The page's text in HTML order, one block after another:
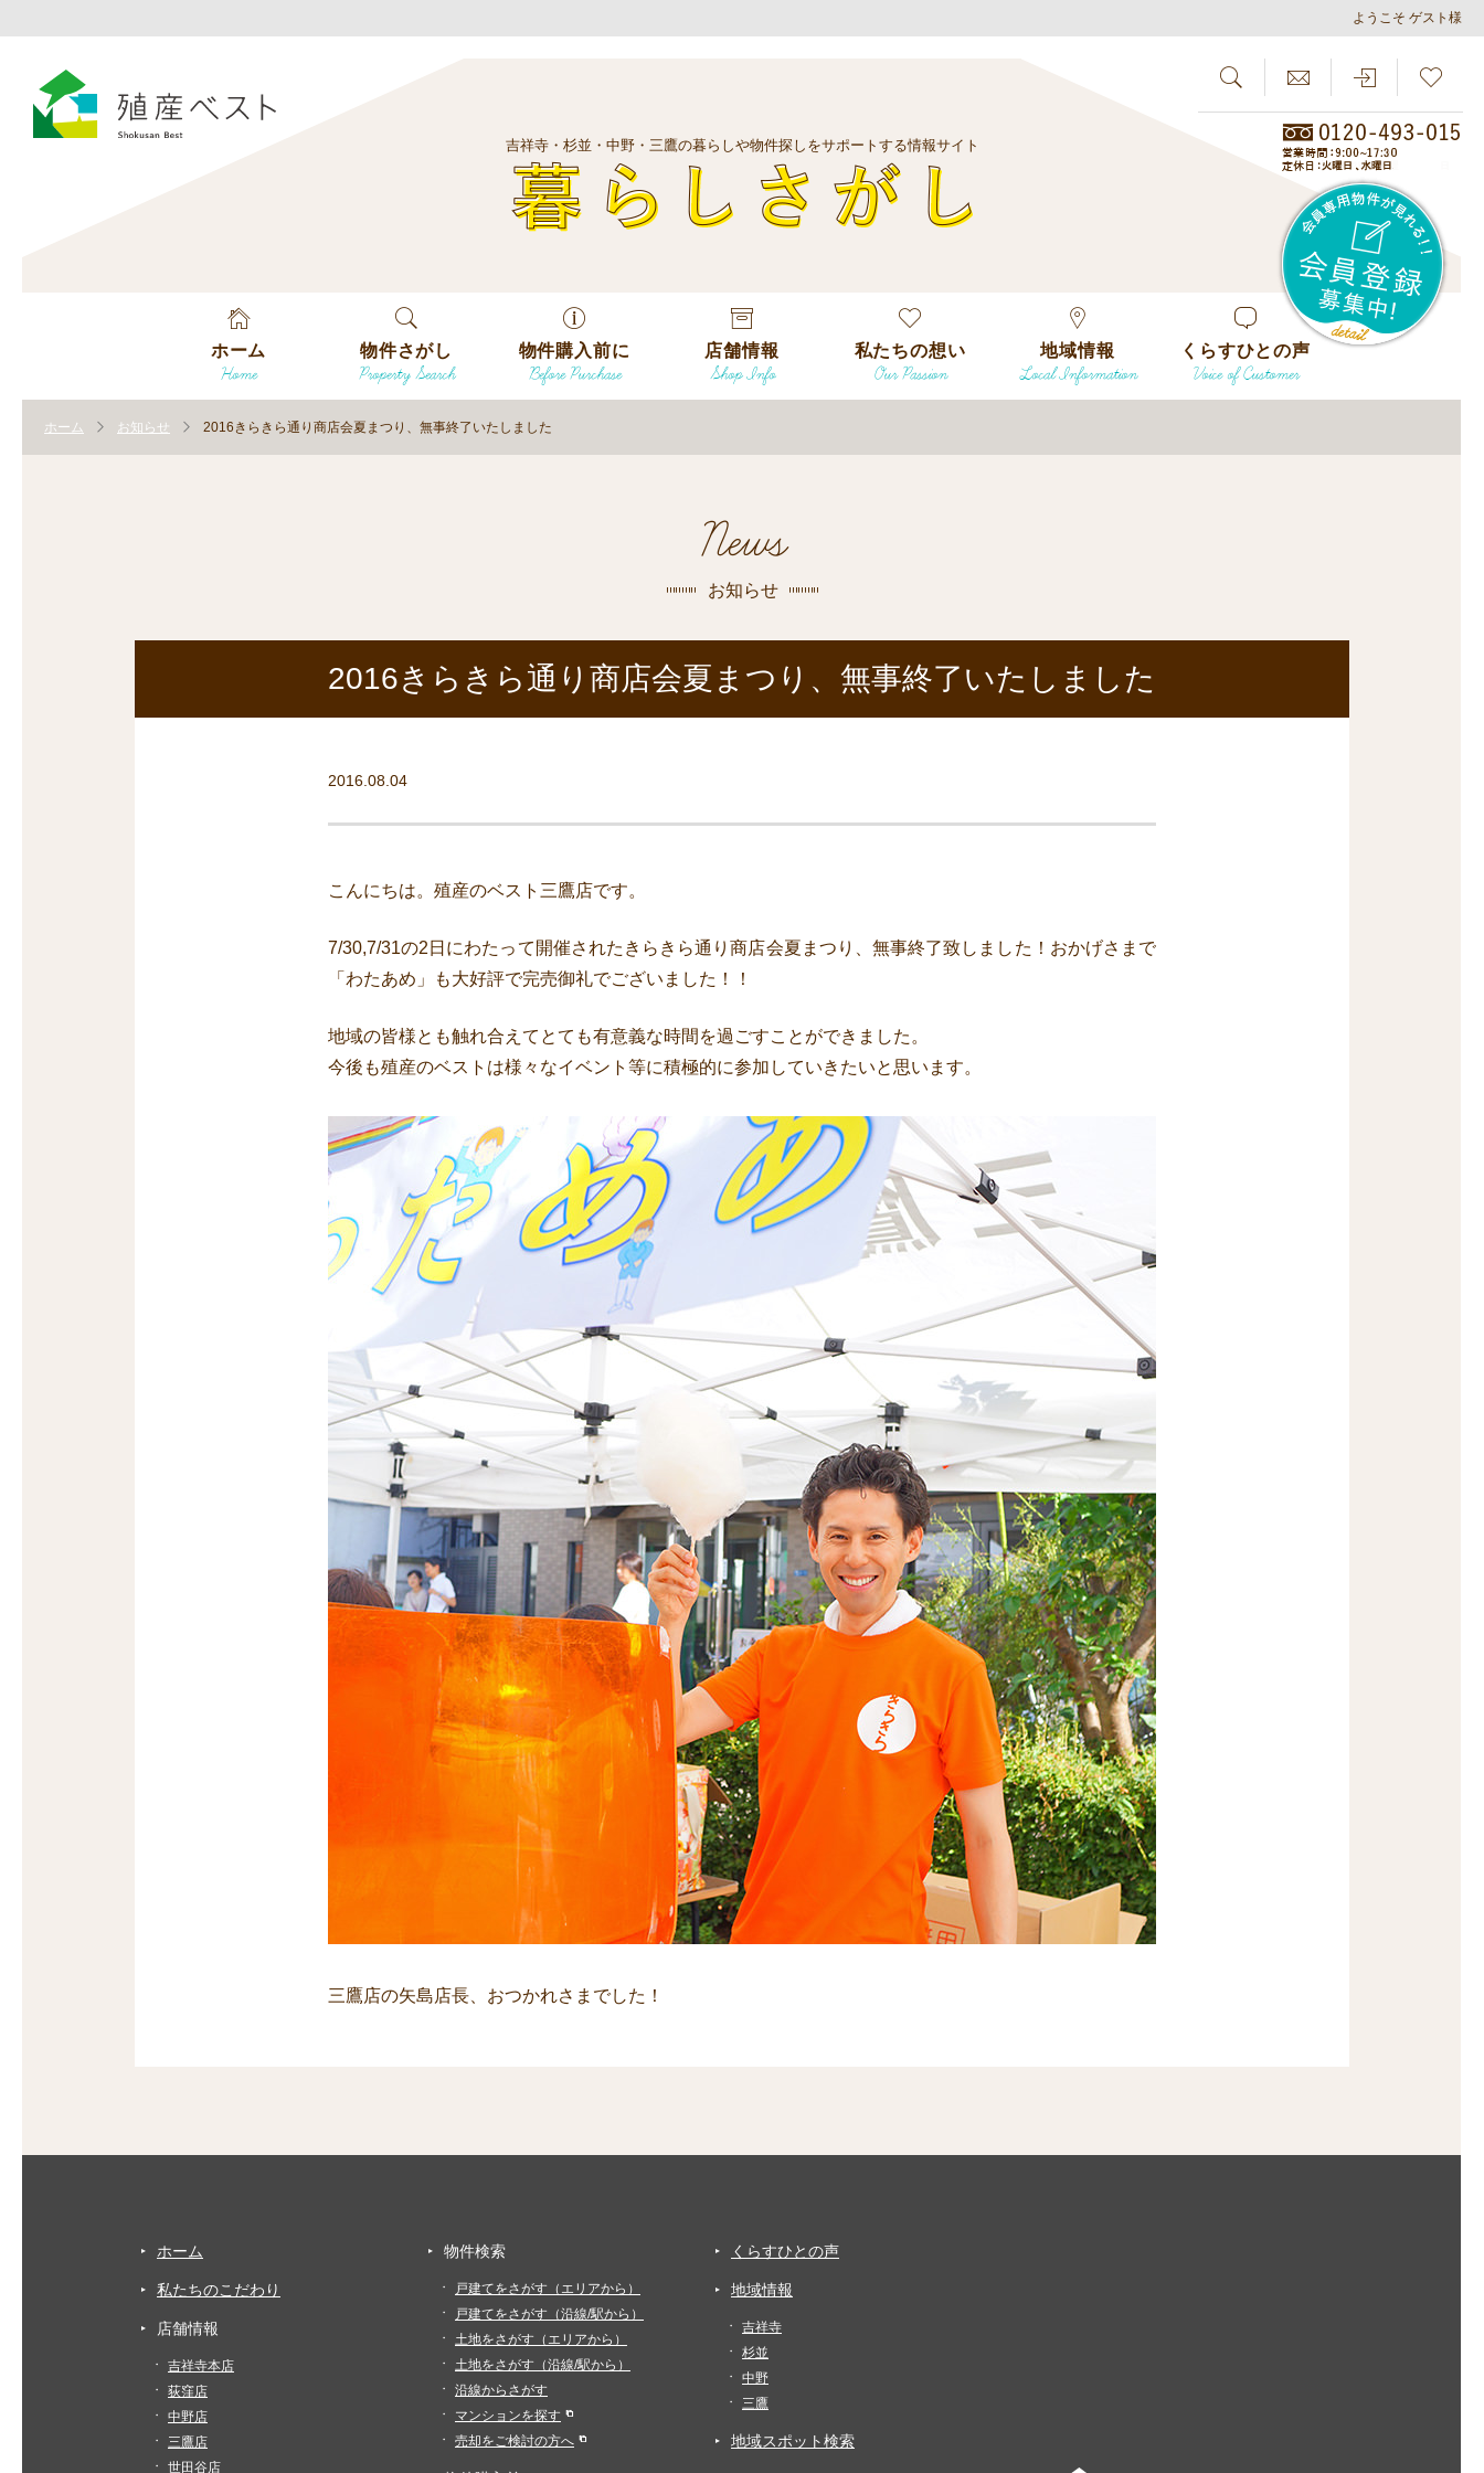
ようこそ ゲスト様
吉祥寺・杉並・中野・三鷹の暮らしや物件探しをサポートする情報サイト
ホーム
Home
物件さがし
Property Search
す
物件購入前に
Before Purchase
店舗情報
Shop Info
荻窪店
三鷹店
私たちの想い
Our Passion
地域情報
Local Information
くらすひとの声
Voice of Customer
ホーム お知らせ 2016きらきら通り商店会夏まつり、無事終了いたしました
News
お知らせ
2016きらきら通り商店会夏まつり、無事終了いたしました
2016.08.04
こんにちは。殖産のベスト三鷹店です。
7/30,7/31の2日にわたって開催されたきらきら通り商店会夏まつり、無事終了致しました！おかげさまで
「わたあめ」も大好評で完売御礼でございました！！
地域の皆様とも触れ合えてとても有意義な時間を過ごすことができました。
今後も殖産のベストは様々なイベント等に積極的に参加していきたいと思います。
三鷹店の矢島店長、おつかれさまでした！
ホーム
私たちのこだわり
店舗情報
吉祥寺本店
荻窪店
中野店
三鷹店
世田谷店
物件検索
戸建てをさがす（エリアから）
戸建てをさがす（沿線/駅から）
土地をさがす（エリアから）
土地をさがす（沿線/駅から）
沿線からさがす
マンションを探す
売却をご検討の方へ
くらすひとの声
地域情報
吉祥寺
杉並
中野
三鷹
地域スポット検索